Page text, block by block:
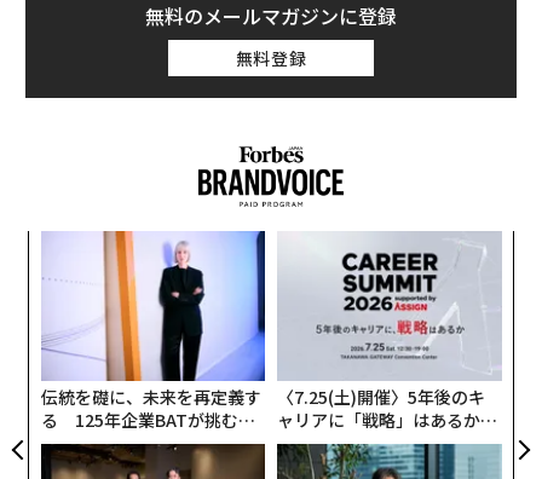
無料のメールマガジンに登録
無料登録
伝統を礎に、未来を再定義す
る 125年企業BATが挑むス
モークレスな未来
〈7.25(土)開催〉5年後のキ
ャリアに「戦略」はあるか。
トップエグゼクティブのキャ
リアに触れる1日│CAREER S